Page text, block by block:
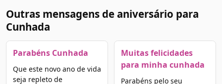
Outras mensagens de aniversário para
Cunhada
Parabéns Cunhada
Que este novo ano de vida
seja repleto de
Muitas felicidades
para minha cunhada
Parabéns pelo seu